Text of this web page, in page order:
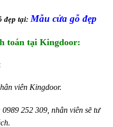
đẹp tại:Mẫu cửa gỗ đẹp
toán tại Kingdoor:
viên Kingdoor.
252 309, nhân viên sẽ tư